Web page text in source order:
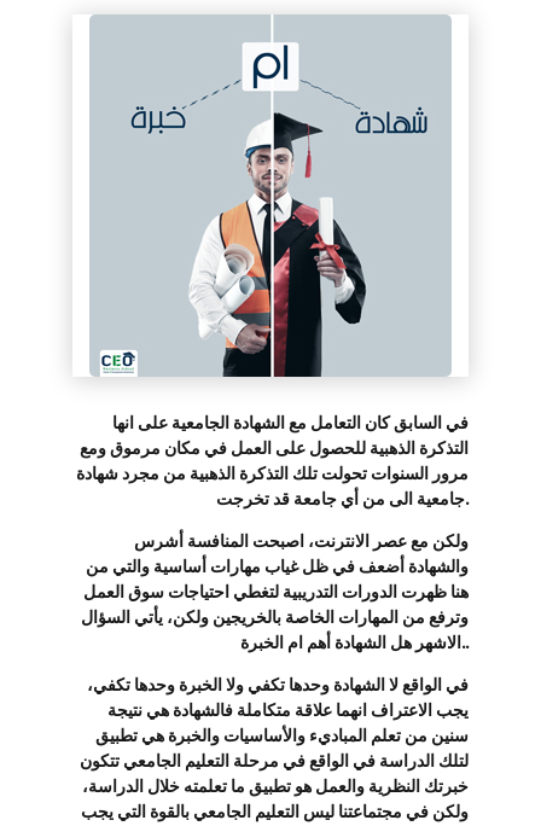
في السابق كان التعامل مع الشهادة الجامعية على انها
التذكرة الذهبية للحصول على العمل في مكان مرموق ومع
مرور السنوات تحولت تلك التذكرة الذهبية من مجرد شهادة
جامعية الى من أي جامعة قد تخرجت.
ولكن مع عصر الانترنت، اصبحت المنافسة أشرس
والشهادة أضعف في ظل غياب مهارات أساسية والتي من
هنا ظهرت الدورات التدريبية لتغطي احتياجات سوق العمل
وترفع من المهارات الخاصة بالخريجين ولكن، يأتي السؤال
الاشهر هل الشهادة أهم ام الخبرة..
في الواقع لا الشهادة وحدها تكفي ولا الخبرة وحدها تكفي،
يجب الاعتراف انهما علاقة متكاملة فالشهادة هي نتيجة
سنين من تعلم المباديء والأساسيات والخبرة هي تطبيق
لتلك الدراسة في الواقع في مرحلة التعليم الجامعي تتكون
خبرتك النظرية والعمل هو تطبيق ما تعلمته خلال الدراسة،
ولكن في مجتماعتنا ليس التعليم الجامعي بالقوة التي يجب